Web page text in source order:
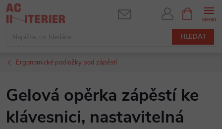
Přejít
na
HLEDAT
NÁKUPNÍ
KOŠÍK
Ergonomické podložky pod zápěstí
Gelová opěrka zápěstí ke
klávesnici, nastavitelná